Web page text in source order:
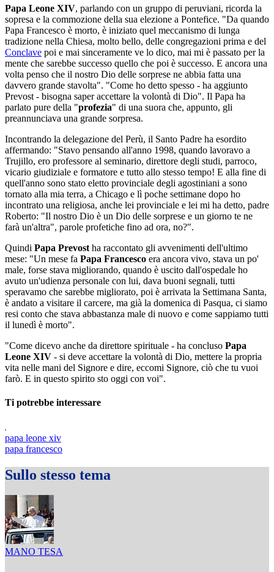
Papa Leone XIV, parlando con un gruppo di peruviani, ricorda la
sopresa e la commozione della sua elezione a Pontefice. "Da quando
Papa Francesco è morto, è iniziato quel meccanismo di lunga
tradizione nella Chiesa, molto bello, delle congregazioni prima e del
Conclave poi e mai sinceramente ve lo dico, mai mi è passato per la
mente che sarebbe successo quello che poi è successo. E ancora una
volta penso che il nostro Dio delle sorprese ne abbia fatta una
davvero grande stavolta". "Come ho detto spesso - ha aggiunto
Prevost - bisogna saper accettare la volontà di Dio". Il Papa ha
parlato pure della "profezia" di una suora che, appunto, gli
preannunciava una grande sorpresa.
Incontrando la delegazione del Perù, il Santo Padre ha esordito
affermando: "Stavo pensando all'anno 1998, quando lavoravo a
Trujillo, ero professore al seminario, direttore degli studi, parroco,
vicario giudiziale e formatore e tutto allo stesso tempo! E alla fine di
quell'anno sono stato eletto provinciale degli agostiniani a sono
tornato alla mia terra, a Chicago e lì poche settimane dopo ho
incontrato una religiosa, anche lei provinciale e lei mi ha detto, padre
Roberto: "Il nostro Dio è un Dio delle sorprese e un giorno te ne
farà un'altra", parole profetiche fino ad ora, no?".
Quindi Papa Prevost ha raccontato gli avvenimenti dell'ultimo
mese: "Un mese fa Papa Francesco era ancora vivo, stava un po'
male, forse stava migliorando, quando è uscito dall'ospedale ho
avuto un'udienza personale con lui, dava buoni segnali, tutti
speravamo che sarebbe migliorato, poi è arrivata la Settimana Santa,
è andato a visitare il carcere, ma già la domenica di Pasqua, ci siamo
resi conto che stava abbastanza male di nuovo e come sappiamo tutti
il lunedì è morto".
"Come dicevo anche da direttore spirituale - ha concluso Papa
Leone XIV - si deve accettare la volontà di Dio, mettere la propria
vita nelle mani del Signore e dire, eccomi Signore, ciò che tu vuoi
farò. E in questo spirito sto oggi con voi".
Ti potrebbe interessare
papa leone xiv
papa francesco
Sullo stesso tema
MANO TESA